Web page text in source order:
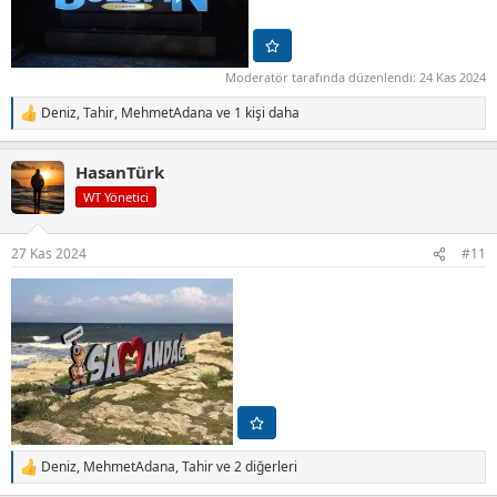
Moderatör tarafında düzenlendi: 24 Kas 2024
T
e
k
i
l
:
Deniz,Tahir, MehmetAdana ve 1 kişi daha
HasanTürk
WT Yönetici
27 Kas 2024 #11
T
e
Deniz, MehmetAdana,Tahirve 2 diğerleri